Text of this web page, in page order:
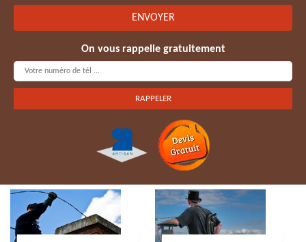
On vous rappelle gratuitement